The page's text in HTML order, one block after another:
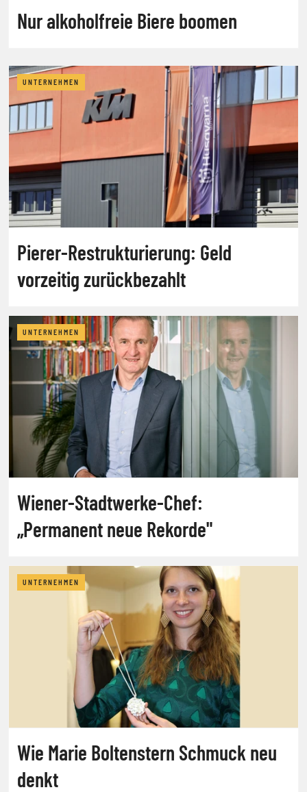
Nur alkoholfreie Biere boomen
UNTERNEHMEN
Pierer-Restrukturierung: Geld
vorzeitig zurückbezahlt
UNTERNEHMEN
Wiener-Stadtwerke-Chef:
„Permanent neue Rekorde"
UNTERNEHMEN
Wie Marie Boltenstern Schmuck neu
denkt